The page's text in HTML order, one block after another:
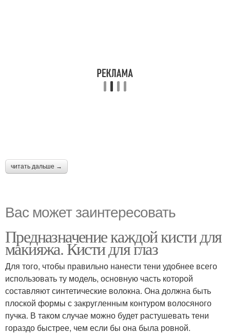
читать дальше →
Вас может заинтересовать
Предназначение каждой кисти для
макияжа. Кисти для глаз
Для того, чтобы правильно нанести тени удобнее всего
использовать ту модель, основную часть которой
составляют синтетические волокна. Она должна быть
плоской формы с закругленным контуром волосяного
пучка. В таком случае можно будет растушевать тени
гораздо быстрее, чем если бы она была ровной.